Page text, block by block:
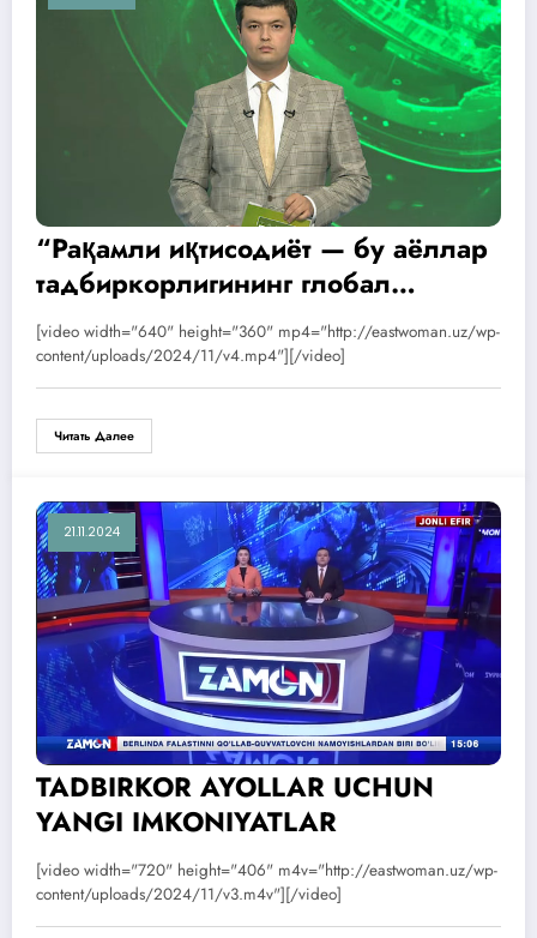
“Рақамли иқтисодиёт — бу аёллар
тадбиркорлигининг глобал
интеграцияси учун кўприк”
мавзуида анжуман ўтказилди.
[video width="640" height="360" mp4="http://eastwoman.uz/wp-
content/uploads/2024/11/v4.mp4"][/video]
Читать Далее
21.11.2024
TADBIRKOR AYOLLAR UCHUN
YANGI IMKONIYATLAR
[video width="720" height="406" m4v="http://eastwoman.uz/wp-
content/uploads/2024/11/v3.m4v"][/video]